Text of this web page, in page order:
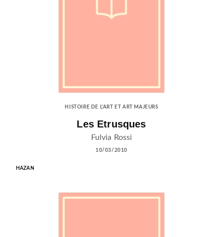
HISTOIRE DE L'ART ET ART MAJEURS
Les Etrusques
Fulvia Rossi
10/03/2010
HAZAN